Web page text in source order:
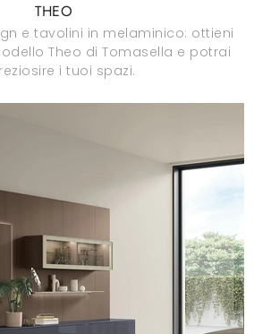
THEO
e tavolini in melaminico: ottieni
Theo di Tomasella e potrai
i tuoi spazi.